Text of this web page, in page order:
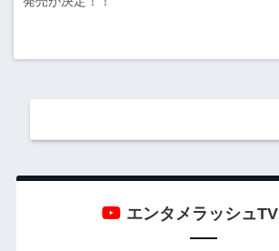
エンタメラッシュTV